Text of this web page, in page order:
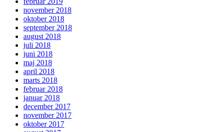
november 2018
oktober 2018
september 2018
august 2018
juli 2018
juni 2018
maj 2018
april 2018
marts 2018
februar 2018
januar 2018
december 2017
november 2017
oktober 2017